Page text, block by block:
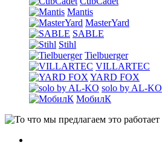
Mantis
MasterYard
SABLE
Stihl
Tielbuerger
VILLARTEC
YARD FOX
solo by AL-KO
МобилК